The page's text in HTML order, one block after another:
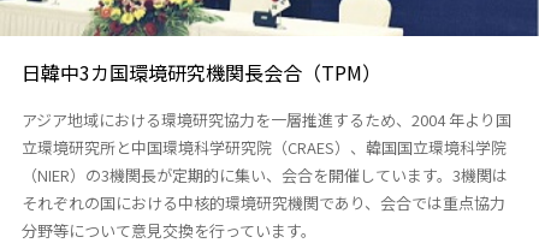
日韓中3カ国環境研究機関長会合（TPM）
アジア地域における環境研究協力を一層推進するため、2004 年より国
立環境研究所と中国環境科学研究院（CRAES）、韓国国立環境科学院
（NIER）の3機関長が定期的に集い、会合を開催しています。3機関は
それぞれの国における中核的環境研究機関であり、会合では重点協力
分野等について意見交換を行っています。